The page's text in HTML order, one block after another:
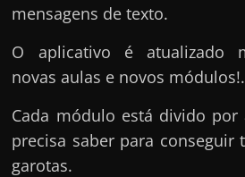
mensagens de texto.
O aplicativo é atualizado
novas aulas e novos módulos!.
Cada módulo está divido por
precisa saber para conseguir
garotas.